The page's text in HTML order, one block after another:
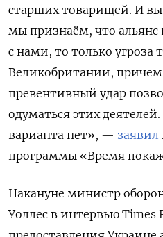
старших товарищей. И
мы признаём, что альянс
с нами, то только угроза
Великобритании, причем
превентивный удар
одуматься этих
варианта нет», — заявил
программы «Время
Накануне министр
Уоллес в интервью Times